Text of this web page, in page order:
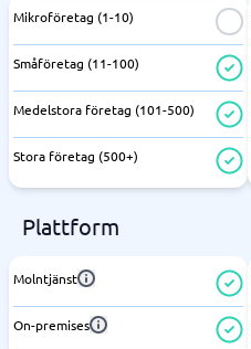
Mikroföretag (1-10)
Småföretag (11-100)
Medelstora företag (101-500)
Stora företag (500+)
Plattform
Molntjänst
On-premises